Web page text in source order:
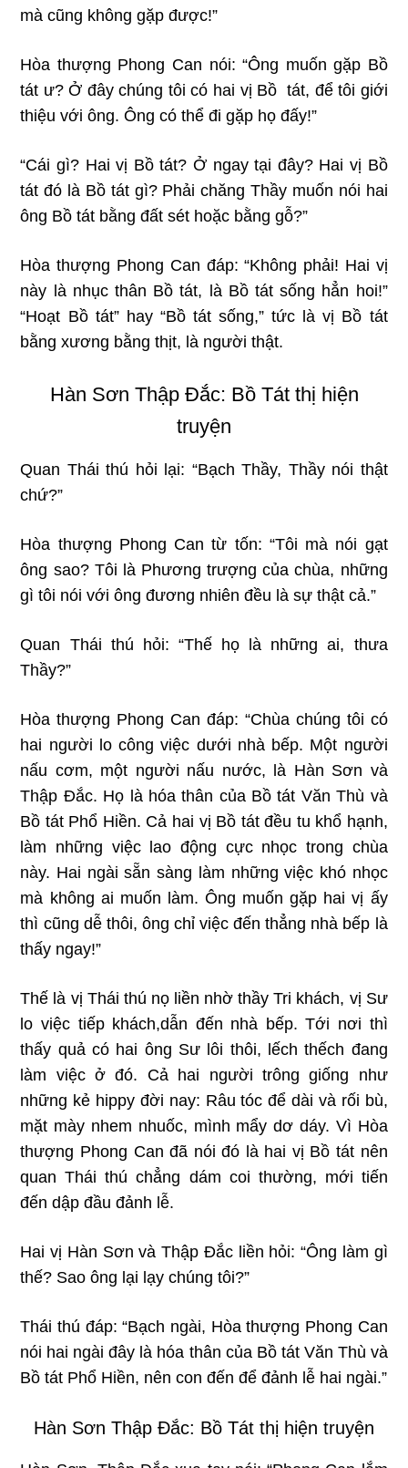
mà cũng không gặp được!”
Hòa thượng Phong Can nói: “Ông muốn gặp Bồ
tát ư? Ở đây chúng tôi có hai vị Bồ tát, để tôi giới
thiệu với ông. Ông có thể đi gặp họ đấy!”
“Cái gì? Hai vị Bồ tát? Ở ngay tại đây? Hai vị Bồ
tát đó là Bồ tát gì? Phải chăng Thầy muốn nói hai
ông Bồ tát bằng đất sét hoặc bằng gỗ?”
Hòa thượng Phong Can đáp: “Không phải! Hai vị
này là nhục thân Bồ tát, là Bồ tát sống hẳn hoi!”
“Hoạt Bồ tát” hay “Bồ tát sống,” tức là vị Bồ tát
bằng xương bằng thịt, là người thật.
Hàn Sơn Thập Đắc: Bồ Tát thị hiện
truyện
Quan Thái thú hỏi lại: “Bạch Thầy, Thầy nói thật
chứ?”
Hòa thượng Phong Can từ tốn: “Tôi mà nói gạt
ông sao? Tôi là Phương trượng của chùa, những
gì tôi nói với ông đương nhiên đều là sự thật cả.”
Quan Thái thú hỏi: “Thế họ là những ai, thưa
Thầy?”
Hòa thượng Phong Can đáp: “Chùa chúng tôi có
hai người lo công việc dưới nhà bếp. Một người
nấu cơm, một người nấu nước, là Hàn Sơn và
Thập Ðắc. Họ là hóa thân của Bồ tát Văn Thù và
Bồ tát Phổ Hiền. Cả hai vị Bồ tát đều tu khổ hạnh,
làm những việc lao động cực nhọc trong chùa
này. Hai ngài sẵn sàng làm những việc khó nhọc
mà không ai muốn làm. Ông muốn gặp hai vị ấy
thì cũng dễ thôi, ông chỉ việc đến thẳng nhà bếp là
thấy ngay!”
Thế là vị Thái thú nọ liền nhờ thầy Tri khách, vị Sư
lo việc tiếp khách,dẫn đến nhà bếp. Tới nơi thì
thấy quả có hai ông Sư lôi thôi, lếch thếch đang
làm việc ở đó. Cả hai người trông giống như
những kẻ hippy đời nay: Râu tóc để dài và rối bù,
mặt mày nhem nhuốc, mình mẩy dơ dáy. Vì Hòa
thượng Phong Can đã nói đó là hai vị Bồ tát nên
quan Thái thú chẳng dám coi thường, mới tiến
đến dập đầu đảnh lễ.
Hai vị Hàn Sơn và Thập Ðắc liền hỏi: “Ông làm gì
thế? Sao ông lại lạy chúng tôi?”
Thái thú đáp: “Bạch ngài, Hòa thượng Phong Can
nói hai ngài đây là hóa thân của Bồ tát Văn Thù và
Bồ tát Phổ Hiền, nên con đến để đảnh lễ hai ngài.”
Hàn Sơn Thập Đắc: Bồ Tát thị hiện truyện